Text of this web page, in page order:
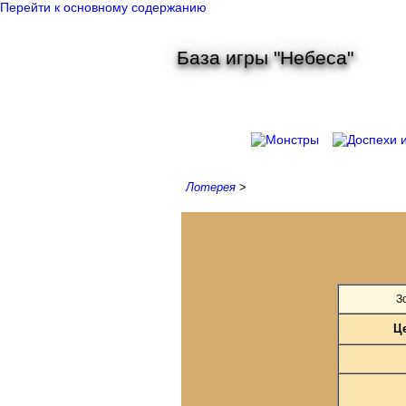
Перейти к основному содержанию
База игры "Небеса"
Лотерея>